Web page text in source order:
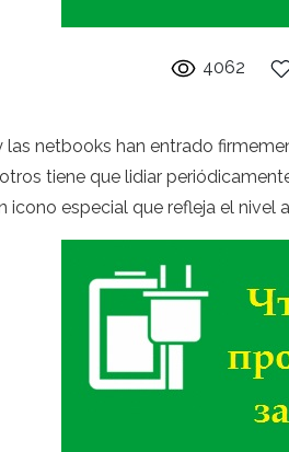
4062
netbooks han entrado
tiene que lidiar
icono especial que refleja el nivel